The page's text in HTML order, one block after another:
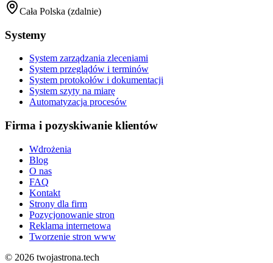
Cała Polska (zdalnie)
Systemy
System zarządzania zleceniami
System przeglądów i terminów
System protokołów i dokumentacji
System szyty na miarę
Automatyzacja procesów
Firma i pozyskiwanie klientów
Wdrożenia
Blog
O nas
FAQ
Kontakt
Strony dla firm
Pozycjonowanie stron
Reklama internetowa
Tworzenie stron www
© 2026 twojastrona.tech